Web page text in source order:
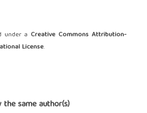
under a Creative Commons Attribution-
License.
same author(s)